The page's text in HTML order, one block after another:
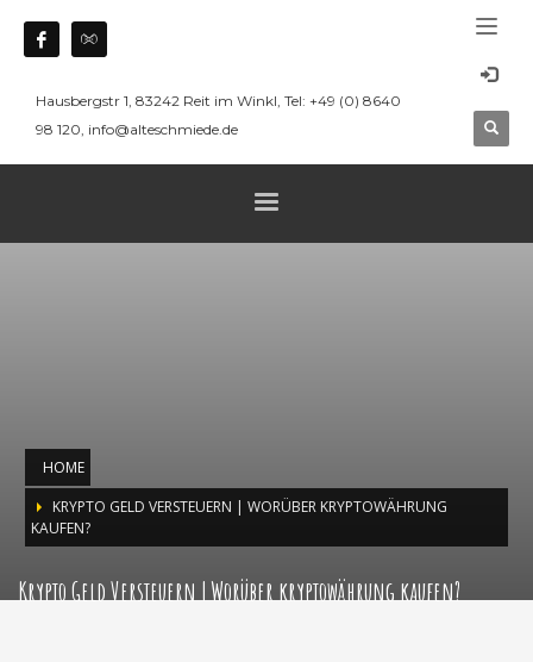
Hausbergstr 1, 83242 Reit im Winkl, Tel: +49 (0) 8640
98 120, info@alteschmiede.de
HOME
KRYPTO GELD VERSTEUERN | WORÜBER KRYPTOWÄHRUNG
KAUFEN?
Krypto Geld Versteuern | Worüber kryptowährung kaufen?